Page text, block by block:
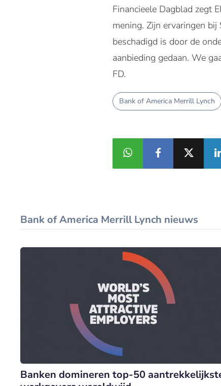
Financieele Dagblad zegt
mening. Zijn ervaringen
beschadigd is door de
aanbieding gedaan. We
FD.
Bank of America Merrill Lynch
Bank of America Merrill Lynch nieuws
Banken domineren top-50